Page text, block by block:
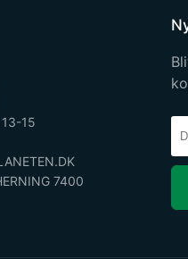
15
7400